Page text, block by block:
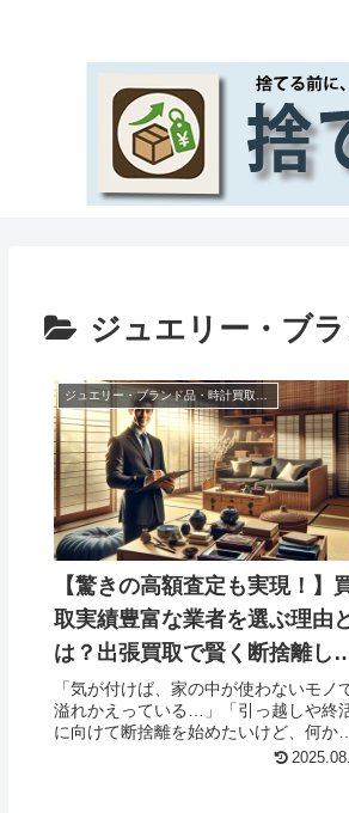
ジュエリー・ブ
【驚きの高額査定も実現！】
取実績豊富な業者を選ぶ理由
は？出張買取で賢く断捨離し
う！
「気が付けば、家の中が使わないモノ
溢れかえっている…」「引っ越しや終
に向けて断捨離を始めたいけど、何か
手をつければいいのか分からない…」